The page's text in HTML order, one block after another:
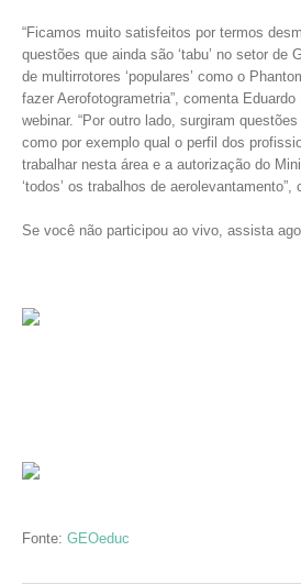
“Ficamos muito satisfeitos por termos
questões que ainda são ‘tabu’ no setor de
de multirrotores ‘populares’ como o
fazer Aerofotogrametria”, comenta
webinar. “Por outro lado, surgiram
como por exemplo qual o perfil dos
trabalhar nesta área e a autorização do
‘todos’ os trabalhos de aerolevantamento”,
Se você não participou ao vivo, assista
Fonte: GEOeduc